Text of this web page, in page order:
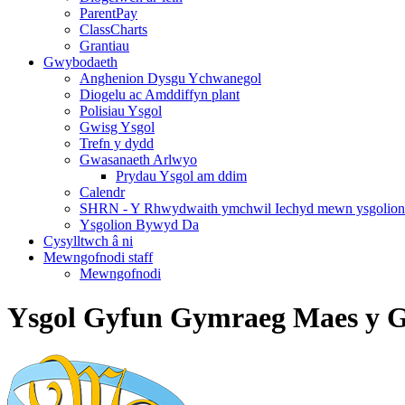
ParentPay
ClassCharts
Grantiau
Gwybodaeth
Anghenion Dysgu Ychwanegol
Diogelu ac Amddiffyn plant
Polisiau Ysgol
Gwisg Ysgol
Trefn y dydd
Gwasanaeth Arlwyo
Prydau Ysgol am ddim
Calendr
SHRN - Y Rhwydwaith ymchwil Iechyd mewn ysgolion
Ysgolion Bywyd Da
Cysylltwch â ni
Mewngofnodi staff
Mewngofnodi
Ysgol Gyfun Gymraeg Maes y